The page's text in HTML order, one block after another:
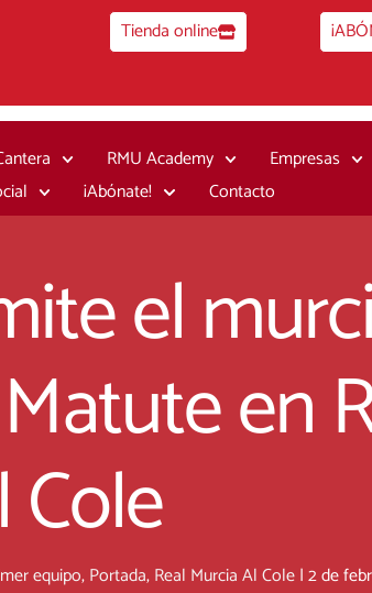
Tienda online
RMU Academy Empresas
¡Abónate! Contacto
el
en
Cole
equipo,Portada,Real Murcia Al Cole|2 de